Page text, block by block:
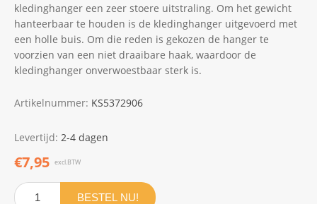
kledinghanger een zeer stoere uitstraling. Om het gewicht
hanteerbaar te houden is de kledinghanger uitgevoerd met
een holle buis. Om die reden is gekozen de hanger te
voorzien van een niet draaibare haak, waardoor de
kledinghanger onverwoestbaar sterk is.
Artikelnummer: KS5372906
Levertijd: 2-4 dagen
€7,95 excl.BTW
BESTEL NU!